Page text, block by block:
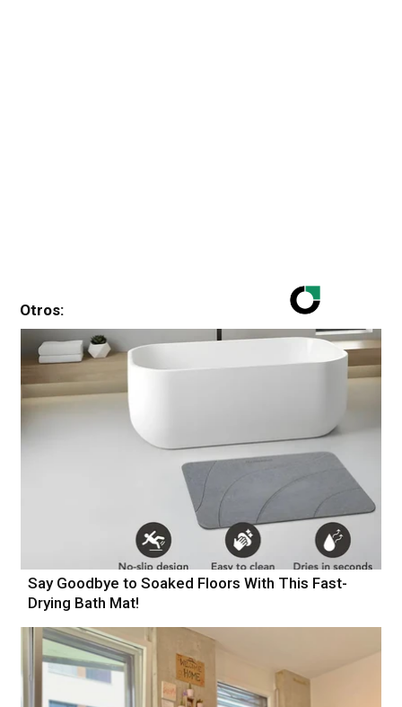
Otros:
Say Goodbye to Soaked Floors With This Fast-
Drying Bath Mat!